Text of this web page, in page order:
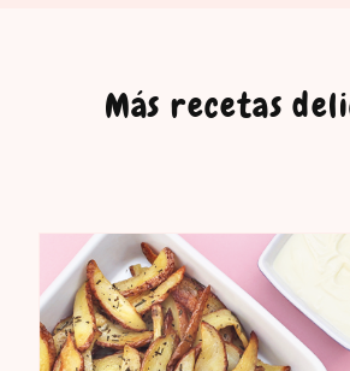
Más recetas